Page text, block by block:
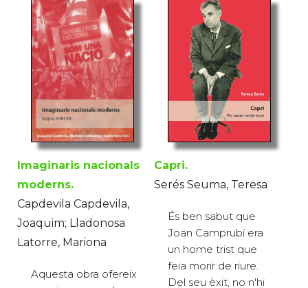
Imaginaris nacionals
moderns.
Capdevila Capdevila,
Joaquim; Lladonosa
Latorre, Mariona
Aquesta obra ofereix
Capri.
Serés Seuma, Teresa
És ben sabut que
Joan Camprubí era
un home trist que
feia morir de riure.
Del seu èxit, no n'hi